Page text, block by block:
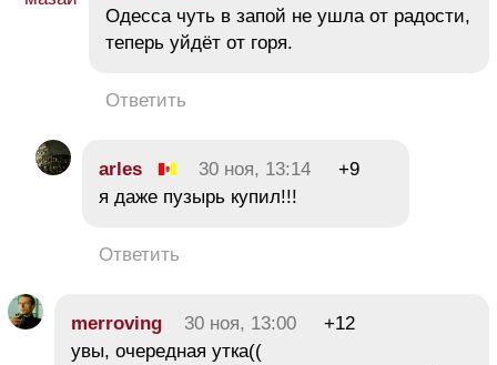
Одесса чуть в запой не ушла от радости,
теперь уйдёт от горя.
Ответить
arles 30 ноя, 13:14
+9
я даже пузырь купил!!!
Ответить
merroving 30 ноя, 13:00
+12
увы, очередная утка((